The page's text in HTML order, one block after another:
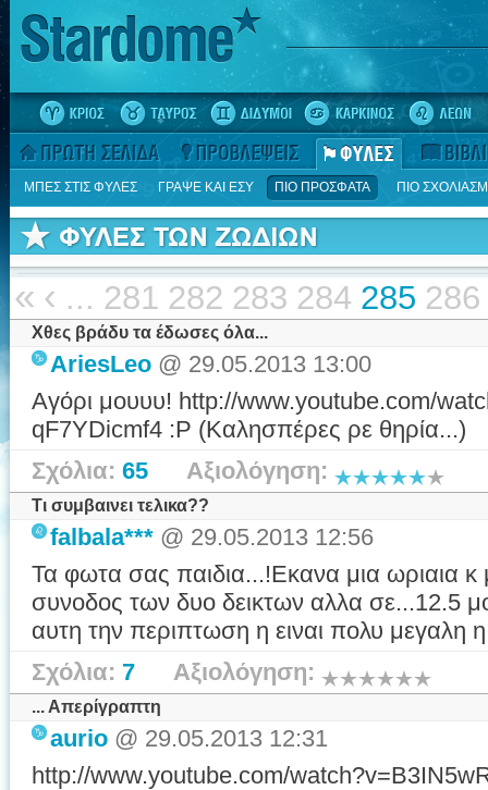
ΜΠΕΣ ΣΤΙΣ ΦΥΛΕΣ ΓΡΑΨΕ ΚΑΙ ΕΣΥ ΠΙΟ ΠΡΟΣΦΑΤΑ ΠΙΟ
« ‹ ... 281 282 283 284 285 286
Χθες βράδυ τα έδωσες όλα...
AriesLeo @ 29.05.2013 13:00
Αγόρι μουυυ! http://www.youtube.com/
qF7YDicmf4 :P (Καλησπέρες ρε θηρία...)
Σχόλια: 65 Αξιολόγηση:
Τι συμβαινει τελικα??
falbala*** @ 29.05.2013 12:56
Τα φωτα σας παιδια...!Εκανα μια ωριαια κ
συνοδος των δυο δεικτων αλλα σε...12.5
αυτη την περιπτωση η ειναι πολυ μεγαλη
Σχόλια: 7 Αξιολόγηση:
... Απερίγραπτη
aurio @ 29.05.2013 12:31
http://www.youtube.com/